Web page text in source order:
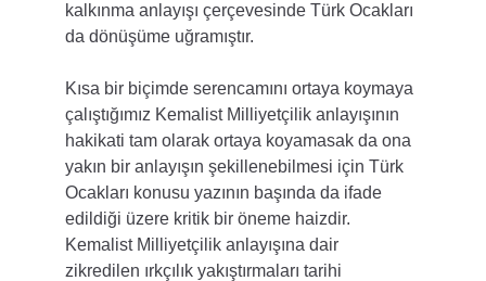
kalkınma anlayışı çerçevesinde Türk Ocakları
da dönüşüme uğramıştır.
Kısa bir biçimde serencamını ortaya koymaya
çalıştığımız Kemalist Milliyetçilik anlayışının
hakikati tam olarak ortaya koyamasak da ona
yakın bir anlayışın şekillenebilmesi için Türk
Ocakları konusu yazının başında da ifade
edildiği üzere kritik bir öneme haizdir.
Kemalist Milliyetçilik anlayışına dair
zikredilen ırkçılık yakıştırmaları tarihi